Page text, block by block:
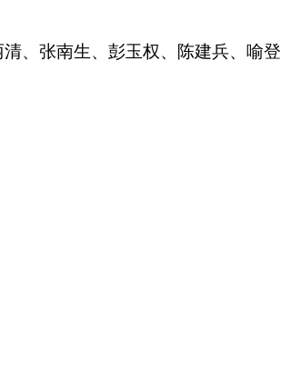
、张南生、彭玉权、陈建兵、喻登